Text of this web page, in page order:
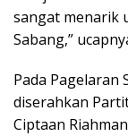
sangat menarik
Sabang,”
Pada Pagelaran
diserahkan
Ciptaan